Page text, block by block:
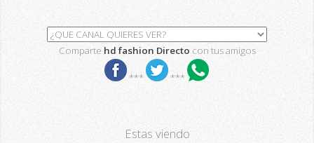
Comparte hd fashion Directo con tus amigos
*** ***
Estas viendo